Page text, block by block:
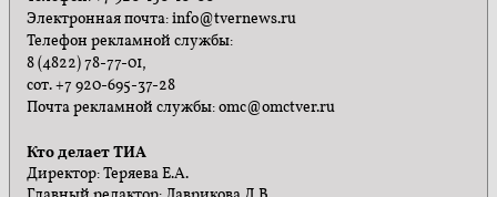
Электронная почта: info@tvernews.ru
Телефон рекламной службы:
8 (4822) 78-77-01,
сот. +7 920-695-37-28
Почта рекламной службы: omc@omctver.ru
Кто делает ТИА
Директор: Теряева Е.А.